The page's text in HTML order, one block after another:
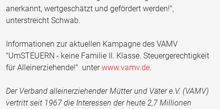
anerkannt, wertgeschätzt und gefördert werden!",
unterstreicht Schwab.
Informationen zur aktuellen Kampagne des VAMV
"UmSTEUERN - keine Familie II. Klasse. Steuergerechtigkeit
für Alleinerziehende!" unterwww.vamv.de.
Der Verband alleinerziehender Mütter und Väter e.V. (VAMV)
vertritt seit 1967 die Interessen der heute 2,7 Millionen